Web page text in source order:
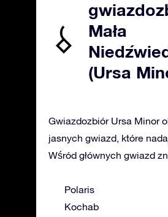
Mała
(Ursa
Gwiazdozbiór Ursa Minor
jasnych gwiazd, które
Wśród głównych gwiazd
Polaris
Kochab